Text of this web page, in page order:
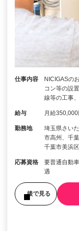
仕事内容
NICIGASの
コン等の設
線等の工事
給与 月給
勤務地
埼玉県さい
市高州、千
千葉市美浜
応募資格
要普通自動
遇
後で見る